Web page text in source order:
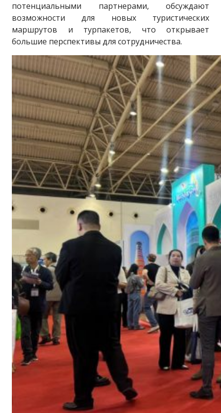
потенциальными партнерами, обсуждают
возможности для новых туристических
маршрутов и турпакетов, что открывает
большие перспективы для сотрудничества.